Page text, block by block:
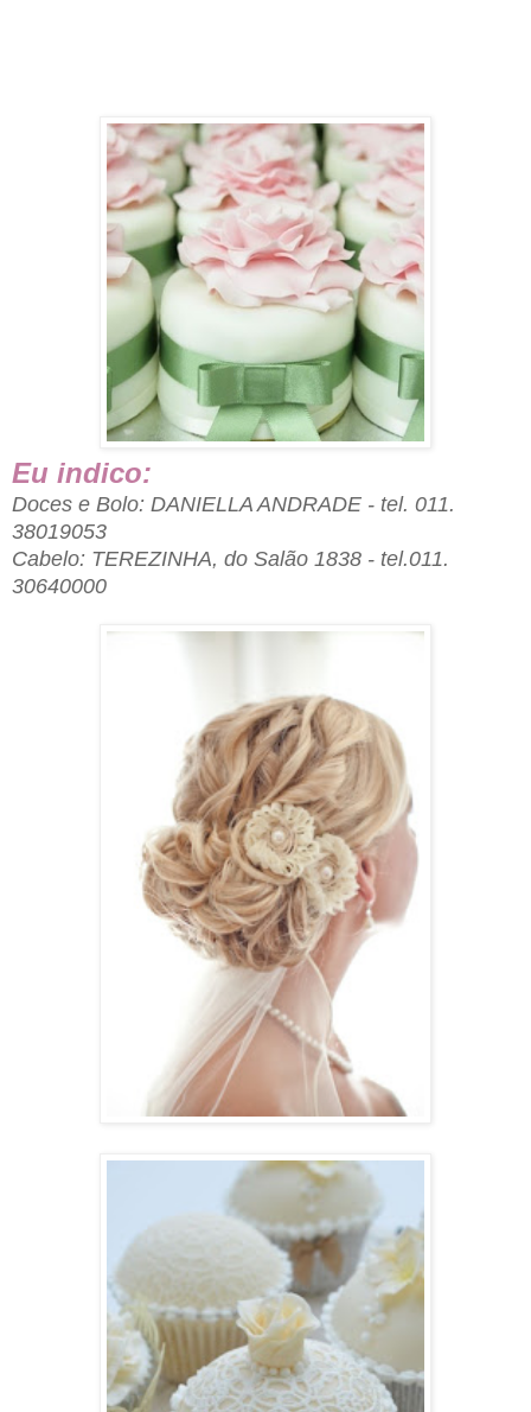
Eu indico:
Doces e Bolo: DANIELLA ANDRADE - tel. 011.
38019053
Cabelo: TEREZINHA, do Salão 1838 - tel.011.
30640000